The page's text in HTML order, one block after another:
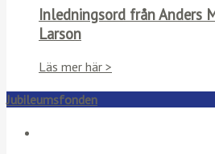
Inledningsord från Anders
Larson
Läs mer här >
Jubileumsfonden